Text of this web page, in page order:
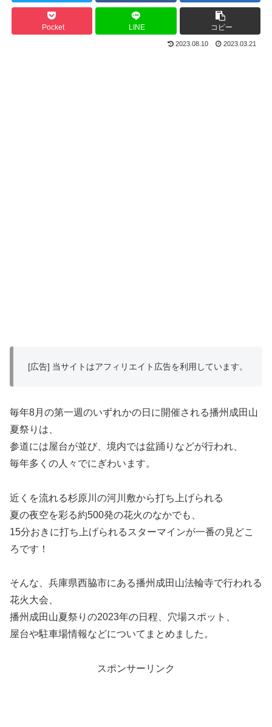
Pocket LINE コピー
2023.08.10 2023.03.21
[広告] 当サイトはアフィリエイト広告を利用しています。
毎年8月の第一週のいずれかの日に開催される播州成田山
夏祭りは、
参道には屋台が並び、境内では盆踊りなどが行われ、
毎年多くの人々でにぎわいます。
近くを流れる杉原川の河川敷から打ち上げられる
夏の夜空を彩る約500発の花火のなかでも、
15分おきに打ち上げられるスターマインが一番の見どこ
ろです！
そんな、兵庫県西脇市にある播州成田山法輪寺で行われる
花火大会、
播州成田山夏祭りの2023年の日程、穴場スポット、
屋台や駐車場情報などについてまとめました。
スポンサーリンク